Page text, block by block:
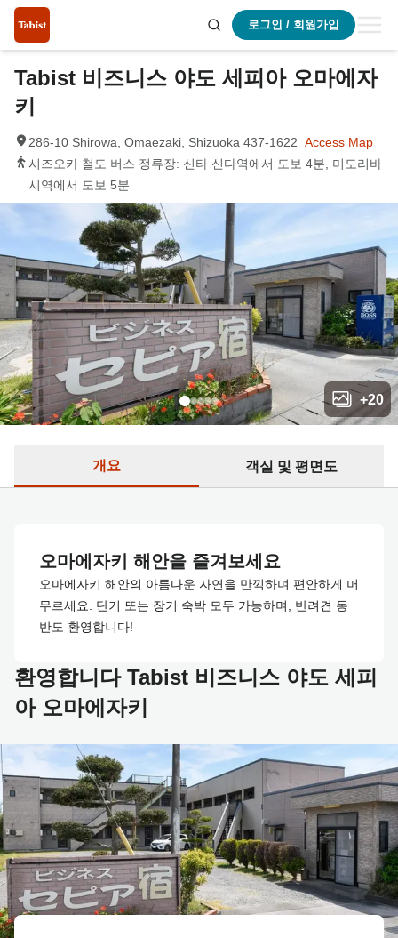
로그인 / 회원가입
+20
Tabist 비즈니스 야도 세피아 오마에자
키
286-10 Shirowa, Omaezaki, Shizuoka 437-1622 Access Map
시즈오카 철도 버스 정류장: 신타 신다역에서 도보 4분, 미도리바
시역에서 도보 5분
개요 객실 및 평면도
오마에자키 해안을 즐겨보세요
오마에자키 해안의 아름다운 자연을 만끽하며 편안하게 머
무르세요. 단기 또는 장기 숙박 모두 가능하며, 반려견 동
반도 환영합니다!
환영합니다 Tabist 비즈니스 야도 세피
아 오마에자키